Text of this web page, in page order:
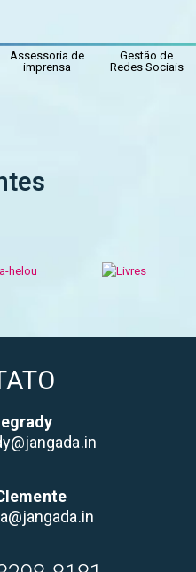
Assessoria de
imprensa
Gestão de
Redes Sociais